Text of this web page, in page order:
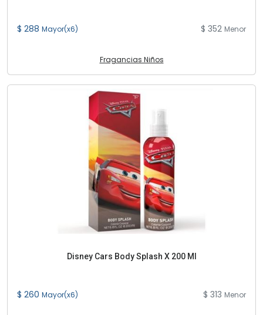
$ 288 Mayor(x6) $ 352 Menor
Fragancias Niños
Disney Cars Body Splash X 200 Ml
$ 260 Mayor(x6) $ 313 Menor